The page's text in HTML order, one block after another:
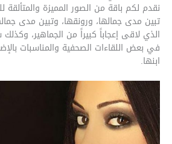
نقدم لكم باقة من الصور المميزة والمتألقة
تبين مدى جمالها، ورونقها، وتبين مدى
الذي لاقى إعجاباً كبيراً من الجماهير،
في بعض اللقاءات الصحفية والمناسبات
ابنها.